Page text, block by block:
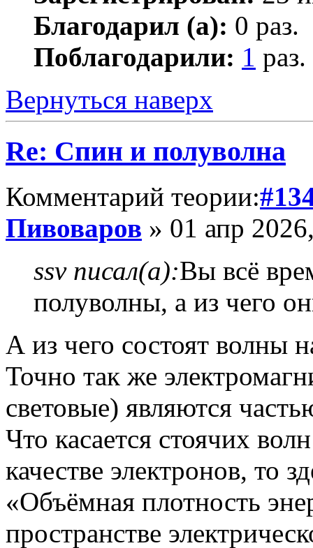
Благодарил (а): 0 раз.
Поблагодарили: 1 раз.
Вернуться наверх
Re: Спин и полуволна
Комментарий теории:
Пивоваров » 01 апр
ssv писал(а):Вы всё
полуволны, а из чего
А из чего состоят волны
Точно так же
световые) являются
Что касается стоячих
качестве электронов, то
«Объёмная плотность
пространстве